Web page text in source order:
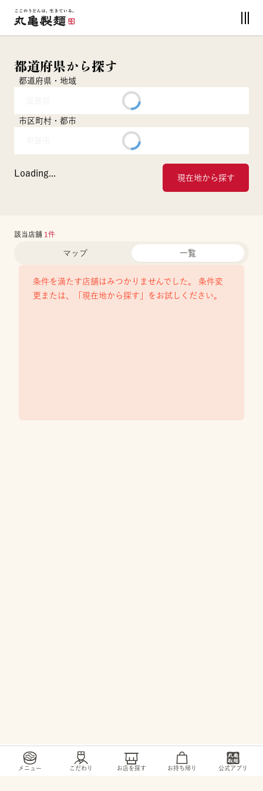
メニュー こだわり お店を探す お持ち帰り 公式アプリ
都道府県から探す
都道府県・地域
市区町村・都市
Loading... 現在地から探す
該当店舗 1 件
マップ 一覧
条件を満たす店舗はみつかりませんでした。 条件変
更または、「現在地から探す」をお試しください。
トップ / お店・ サービス / 甲賀市